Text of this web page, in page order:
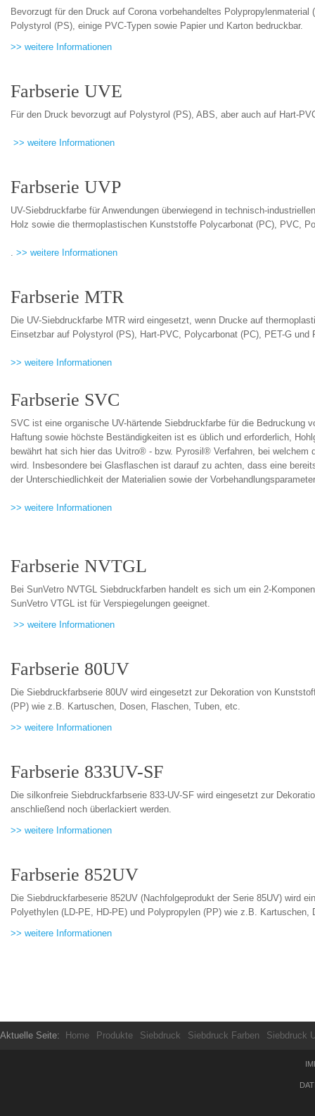
Bevorzugt für den Druck auf Corona vorbehandeltes
Polystyrol (PS), einige PVC-Typen sowie Papier und Karton bedruckbar.
>> weitere Informationen
Farbserie UVE
Für den Druck bevorzugt auf Polystyrol (PS), ABS, aber auch auf Hart-
>> weitere Informationen
Farbserie UVP
UV-Siebdruckfarbe für Anwendungen überwiegend in technisch-
Holz sowie die thermoplastischen Kunststoffe Polycarbonat (PC), PVC,
. >> weitere Informationen
Farbserie MTR
Die UV-Siebdruckfarbe MTR wird eingesetzt, wenn Drucke auf
Einsetzbar auf Polystyrol (PS), Hart-PVC, Polycarbonat (PC), PET-G
>> weitere Informationen
Farbserie SVC
SVC ist eine organische UV-härtende Siebdruckfarbe für die
Haftung sowie höchste Beständigkeiten ist es üblich und erforderlich,
bewährt hat sich hier das Uvitro® - bzw. Pyrosil® Verfahren, bei
wird. Insbesondere bei Glasflaschen ist darauf zu achten, dass eine
der Unterschiedlichkeit der Materialien sowie der
>> weitere Informationen
Farbserie NVTGL
Bei SunVetro NVTGL Siebdruckfarben handelt es sich um ein 2-
SunVetro VTGL ist für Verspiegelungen geeignet.
>> weitere Informationen
Farbserie 80UV
Die Siebdruckfarbserie 80UV wird eingesetzt zur Dekoration von
(PP) wie z.B. Kartuschen, Dosen, Flaschen, Tuben, etc.
>> weitere Informationen
Farbserie 833UV-SF
Die silkonfreie Siebdruckfarbserie 833-UV-SF wird eingesetzt zur
anschließend noch überlackiert werden.
>> weitere Informationen
Farbserie 852UV
Die Siebdruckfarbeserie 852UV (Nachfolgeprodukt der Serie 85UV) wird
Polyethylen (LD-PE, HD-PE) und Polypropylen (PP) wie z.B.
>> weitere Informationen
Aktuelle Seite: Home Produkte Siebdruck Siebdruck Farben Siebdruck